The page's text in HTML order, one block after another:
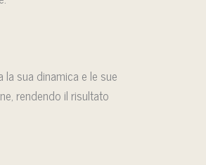
sua dinamica e le sue
rendendo il risultato